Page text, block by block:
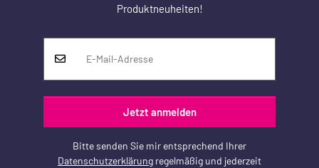
Produktneuheiten!
Jetzt anmelden
Bitte senden Sie mir entsprechend Ihrer
Datenschutzerklärung regelmäßig und jederzeit